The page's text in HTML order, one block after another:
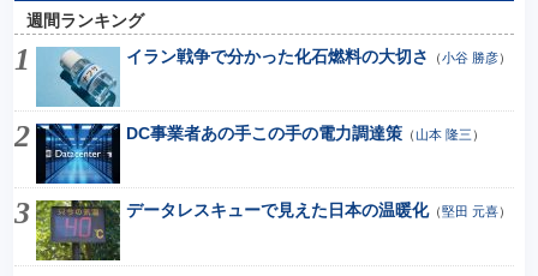
週間ランキング
イラン戦争で分かった化石燃料の大切さ
（小谷 勝彦）
DC事業者あの手この手の電力調達策（山本 隆三 ）
データレスキューで見えた日本の温暖化（堅田 元喜）